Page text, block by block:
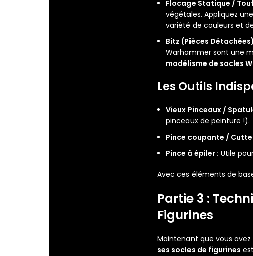
Flocage Statique /
végétales. Appliquez
variété de couleurs et
Bitz (Pièces
Warhammer sont une
modélisme de socles
Les Outils
Vieux Pinceaux /
pinceaux de peinture !).
Pince coupante /
Pince à épiler : Utile
Avec ces éléments de
Partie 3 :
Figurines
Maintenant que vous
ses socles de figurines